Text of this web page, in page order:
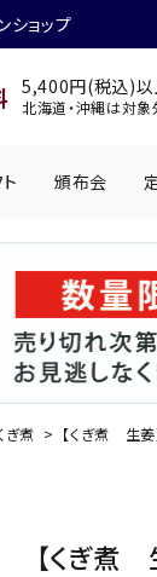
ョップ
5,400円(税込)以
北海道・沖縄は対象
丸う
501円～
円 5,001円
頒布会
ぎ煮 【くぎ煮 生姜
【くぎ煮